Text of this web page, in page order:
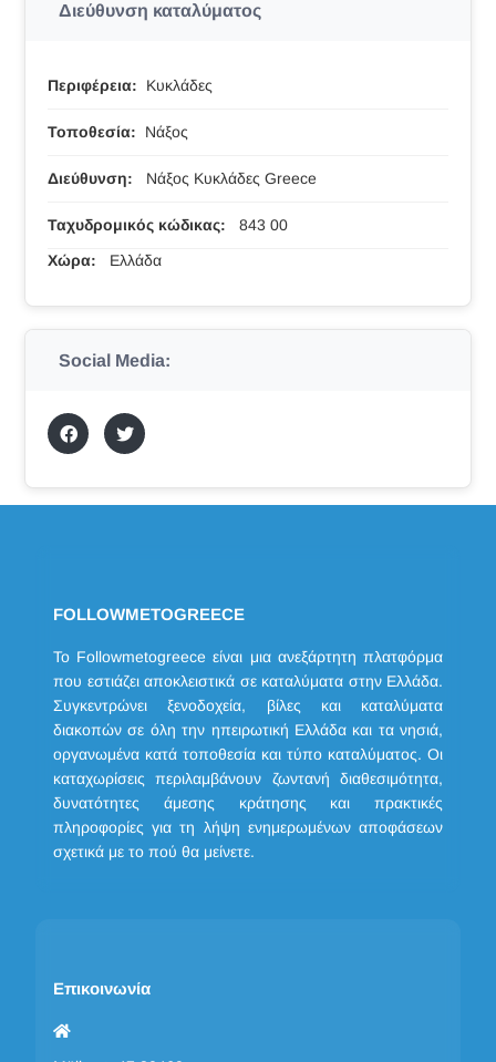
Διεύθυνση καταλύματος
Περιφέρεια: Κυκλάδες
Τοποθεσία: Νάξος
Διεύθυνση: Νάξος Κυκλάδες Greece
Ταχυδρομικός κώδικας:
843 00
Χώρα:
Ελλάδα
Social Media:
FOLLOWMETOGREECE
Το Followmetogreece είναι μια ανεξάρτητη πλατφόρμα
που εστιάζει αποκλειστικά σε καταλύματα στην Ελλάδα.
Συγκεντρώνει ξενοδοχεία, βίλες και καταλύματα
διακοπών σε όλη την ηπειρωτική Ελλάδα και τα νησιά,
οργανωμένα κατά τοποθεσία και τύπο καταλύματος. Οι
καταχωρίσεις περιλαμβάνουν ζωντανή διαθεσιμότητα,
δυνατότητες άμεσης κράτησης και πρακτικές
πληροφορίες για τη λήψη ενημερωμένων αποφάσεων
σχετικά με το πού θα μείνετε.
Επικοινωνία